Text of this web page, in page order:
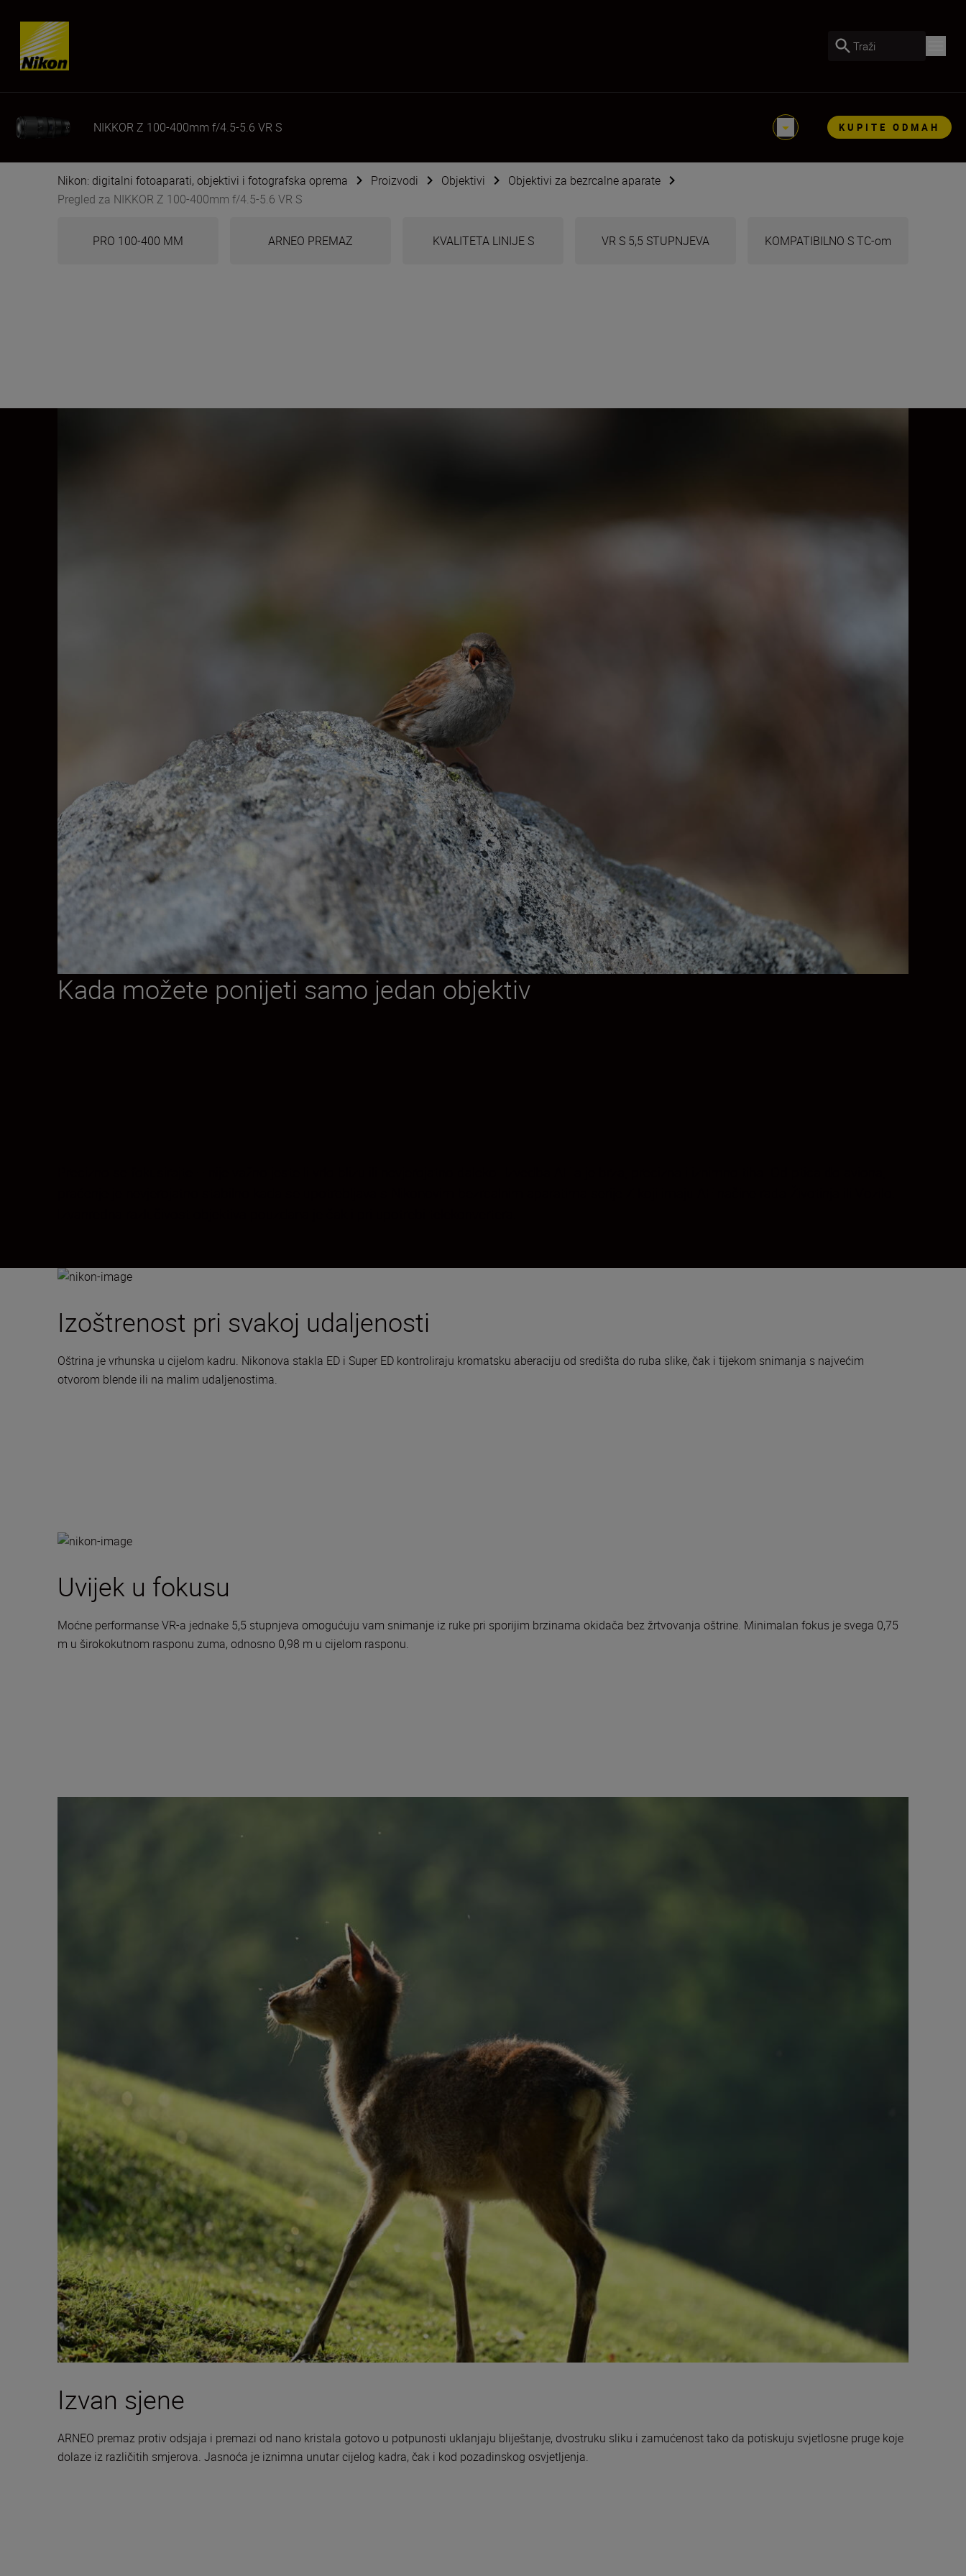
Skip content
Traži
NIKKOR Z 100-400mm f/4.5-5.6 VR S KUPITE ODMAH
Nikon: digitalni fotoaparati, objektivi i fotografska oprema Proizvodi Objektivi
Objektivi za bezrcalne aparate
Pregled za NIKKOR Z 100-400mm f/4.5-5.6 VR S
PRO 100-400 MM ARNEO PREMAZ KVALITETA LINIJE S VR S 5,5 STUPNJEVA KOMPATIBILNO S TC-om
Kada možete ponijeti samo jedan objektiv
Izoštrenost pri svakoj udaljenosti
Oštrina je vrhunska u cijelom kadru. Nikonova stakla ED i Super ED kontroliraju kromatsku aberaciju od središta do ruba slike, čak i tijekom snimanja s najvećim
otvorom blende ili na malim udaljenostima.
Uvijek u fokusu
Moćne performanse VR-a jednake 5,5 stupnjeva omogućuju vam snimanje iz ruke pri sporijim brzinama okidača bez žrtvovanja oštrine. Minimalan fokus je svega 0,75
m u širokokutnom rasponu zuma, odnosno 0,98 m u cijelom rasponu.
Izvan sjene
ARNEO premaz protiv odsjaja i premazi od nano kristala gotovo u potpunosti uklanjaju bliještanje, dvostruku sliku i zamućenost tako da potiskuju svjetlosne pruge koje
dolaze iz različitih smjerova. Jasnoća je iznimna unutar cijelog kadra, čak i kod pozadinskog osvjetljenja.